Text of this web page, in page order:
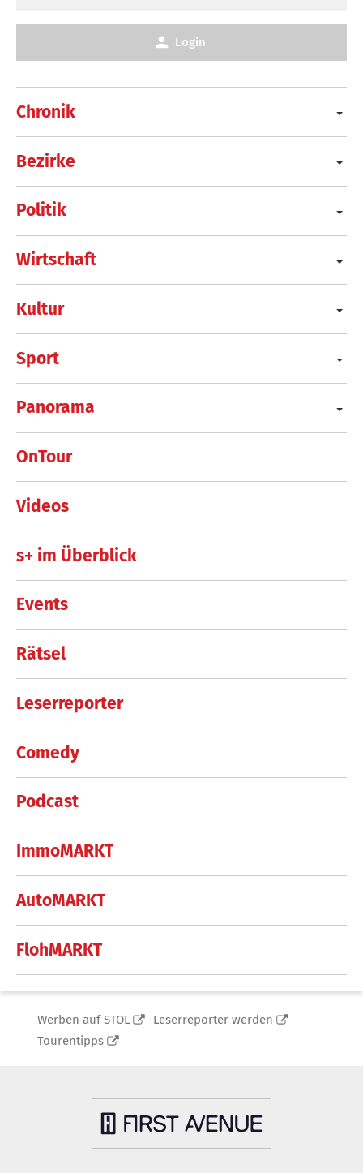
Chronik
Bezirke
Politik
Wirtschaft
Kultur
Sport
Panorama
OnTour
Videos
s+ im Überblick
Events
Rätsel
Leserreporter
Comedy
Podcast
ImmoMARKT
AutoMARKT
FlohMARKT
Login
Werben auf STOL
Leserreporter werden
Tourentipps